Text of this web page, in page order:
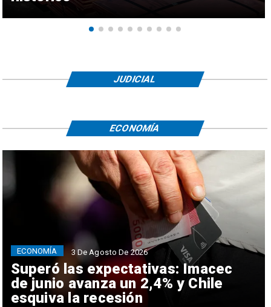
JUDICIAL
Superó las expectativas: Imacec
de junio avanza un 2,4% y Chile
esquiva la recesión
ECONOMÍA 3 De Agosto De 2026
ECONOMÍA